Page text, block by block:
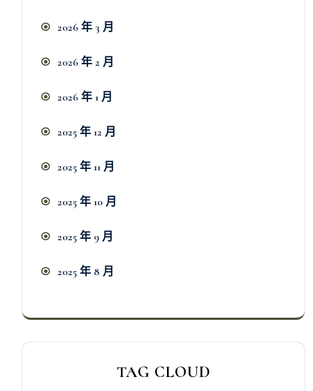
2026 年 3 月
2026 年 2 月
2026 年 1 月
2025 年 12 月
2025 年 11 月
2025 年 10 月
2025 年 9 月
2025 年 8 月
TAG CLOUD